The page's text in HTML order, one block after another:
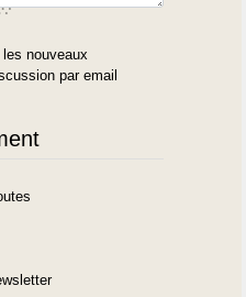
nouveaux
par email